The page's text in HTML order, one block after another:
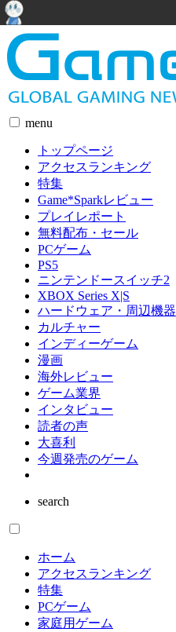
menu
トップページ
アクセスランキング
特集
Game*Sparkレビュー
プレイレポート
無料配布・セール
PCゲーム
PS5
ニンテンドースイッチ2
XBOX Series X|S
ハードウェア・周辺機器
カルチャー
インディーゲーム
漫画
海外レビュー
ゲーム業界
インタビュー
読者の声
大喜利
今週発売のゲーム
search
ホーム
アクセスランキング
特集
PCゲーム
家庭用ゲーム